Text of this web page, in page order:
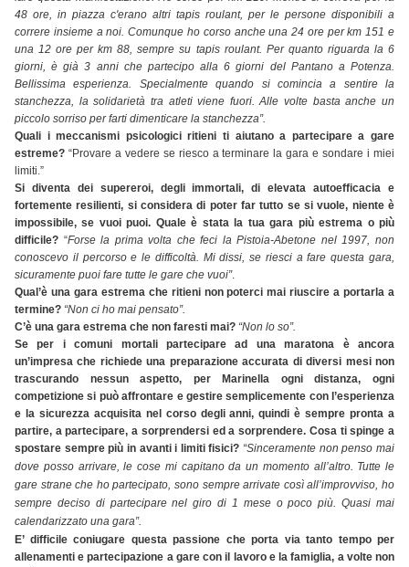
48 ore, in piazza c'erano altri tapis roulant, per le persone disponibili a
correre insieme a noi. Comunque ho corso anche una 24 ore per km 151 e
una 12 ore per km 88, sempre su tapis roulant. Per quanto riguarda la 6
giorni, è già 3 anni che partecipo alla 6 giorni del Pantano a Potenza.
Bellissima esperienza. Specialmente quando si comincia a sentire la
stanchezza, la solidarietà tra atleti viene fuori. Alle volte basta anche un
piccolo sorriso per farti dimenticare la stanchezza”.
Quali i meccanismi psicologici ritieni ti aiutano a partecipare a gare
estreme? “Provare a vedere se riesco a terminare la gara e sondare i miei
limiti.”
Si diventa dei supereroi, degli immortali, di elevata autoefficacia e
fortemente resilienti, si considera di poter far tutto se si vuole, niente è
impossibile, se vuoi puoi. Quale è stata la tua gara più estrema o più
difficile? “Forse la prima volta che feci la Pistoia-Abetone nel 1997, non
conoscevo il percorso e le difficoltà. Mi dissi, se riesci a fare questa gara,
sicuramente puoi fare tutte le gare che vuoi”.
Qual’è una gara estrema che ritieni non poterci mai riuscire a portarla a
termine? “Non ci ho mai pensato”.
C’è una gara estrema che non faresti mai? “Non lo so”.
Se per i comuni mortali partecipare ad una maratona è ancora
un’impresa che richiede una preparazione accurata di diversi mesi non
trascurando nessun aspetto, per Marinella ogni distanza, ogni
competizione si può affrontare e gestire semplicemente con l’esperienza
e la sicurezza acquisita nel corso degli anni, quindi è sempre pronta a
partire, a partecipare, a sorprendersi ed a sorprendere. Cosa ti spinge a
spostare sempre più in avanti i limiti fisici? “Sinceramente non penso mai
dove posso arrivare, le cose mi capitano da un momento all’altro. Tutte le
gare strane che ho partecipato, sono sempre arrivate così all’improvviso, ho
sempre deciso di partecipare nel giro di 1 mese o poco più. Quasi mai
calendarizzato una gara”.
E’ difficile coniugare questa passione che porta via tanto tempo per
allenamenti e partecipazione a gare con il lavoro e la famiglia, a volte non